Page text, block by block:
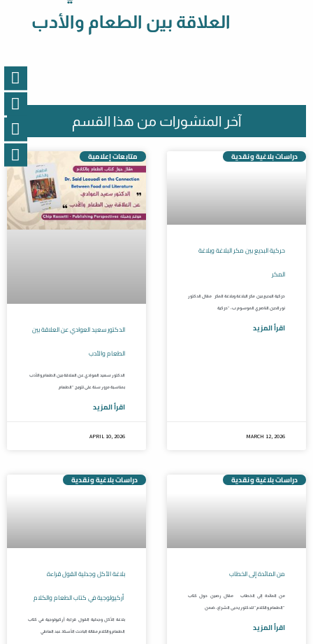
العلاقة بين الطعام والأدب
آخر المنشورات من هذا القسم
متابعات إعلامية
الدكتور سعيد العوادي عن العلاقة بين
الطعام والأدب
الدكتور سعيد العوادي عن العلاقة بين الطعام والأدب
بمناسبة مرور سنة على تتويج “الطعام
اقرأ المزيد
APRIL 10, 2026
دراسات بلاغية ونقدية
حركية البديع بين مكر البلاغة وبلاغة
المكر
حركية البديع بين مكر البلاغة وبلاغة المكر مقال الدكتور
نورالدين الناصري الموسوم ب: “حركية
اقرأ المزيد
MARCH 12, 2026
دراسات بلاغية ونقدية
بلاغة الأكل وجدلية القول قراءة
بلاغة الأكل وجدلية القول قراءة أركيولوجية في كتاب
الطعام والكلام مقالة الباحث الأستاذ عبد العاطي
دراسات بلاغية ونقدية
من المائدة إلى الخطاب
من المائدة إلى الخطاب مقال رصين حول كتاب
“الطعام والكلام” للدكتور يحيى الشراع، ضمن
اقرأ المزيد